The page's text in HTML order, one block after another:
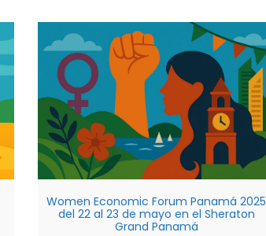
Women Economic Forum Panamá 2025
del 22 al 23 de mayo en el Sheraton
Grand Panamá